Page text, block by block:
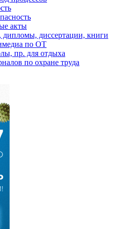
акты
дипломы, диссертации, книги
по ОТ
пр. для отдыха
по охране труда